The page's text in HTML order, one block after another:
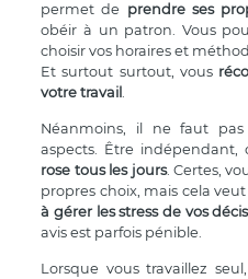
permet de prendre ses
obéir à un patron. Vous
choisir vos horaires et
Et surtout surtout, vous
votre travail.
Néanmoins, il ne faut
aspects. Être indépendant,
rose tous les jours. Certes,
propres choix, mais cela
à gérer les stress de vos
avis est parfois pénible.
Lorsque vous travaillez